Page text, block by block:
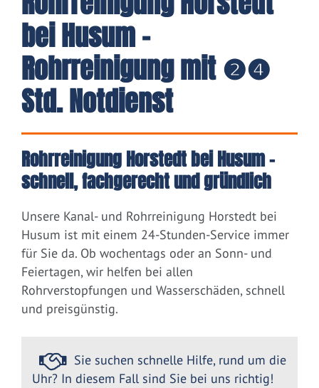
bei Husum -
Rohrreinigung mit ❷❹
Std. Notdienst
Rohrreinigung Horstedt bei Husum –
schnell, fachgerecht und gründlich
Unsere Kanal- und Rohrreinigung Horstedt bei
Husum ist mit einem 24-Stunden-Service immer
für Sie da. Ob wochentags oder an Sonn- und
Feiertagen, wir helfen bei allen
Rohrverstopfungen und Wasserschäden, schnell
und preisgünstig.
Sie suchen schnelle Hilfe, rund um die
Uhr? In diesem Fall sind Sie bei uns richtig!